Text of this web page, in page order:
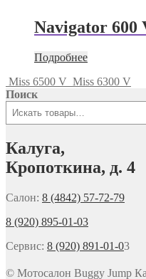
Navigator 600
Подробнее
Miss 6500 V Miss 6300 V
Поиск
Калуга,
Кропоткина, д. 4
Салон: 8 (4842) 57-72-79
8 (920) 895-01-03
Сервис: 8 (920) 891-01-03
© Мотосалон Buggy Jump